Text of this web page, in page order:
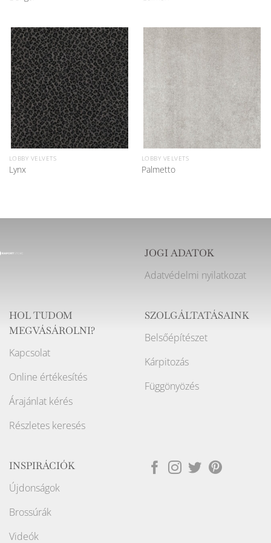
LOBBY VELVETS
Lynx
LOBBY VELVETS
Palmetto
JOGI ADATOK
Adatvédelmi nyilatkozat
HOL TUDOM
MEGVÁSÁROLNI?
Kapcsolat
Online értékesítés
Árajánlat kérés
Részletes keresés
SZOLGÁLTATÁSAINK
Belsőépítészet
Kárpitozás
Függönyözés
INSPIRÁCIÓK
Újdonságok
Brossúrák
Videók